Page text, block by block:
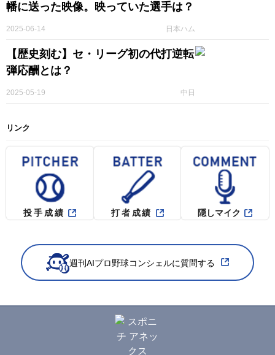
幡に送った映像。映っていた選手は？
日本ハム
2025-06-14
【歴史刻む】セ・リーグ初の代打逆転
弾応酬とは？
中日
2025-05-19
リンク
投手成績 打者成績 隠しマイク
週刊AIプロ野球コンシェルに質問する